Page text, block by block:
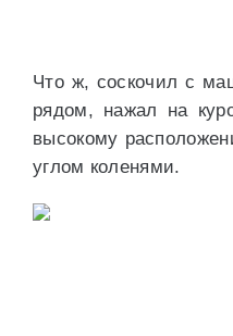
Что ж, соскочил с
рядом, нажал на
высокому
углом коленями.